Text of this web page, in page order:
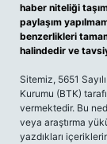
haber niteliği
paylaşım
benzerlikleri
halindedir ve
Sitemiz, 5651
Kurumu (BTK)
vermektedir. Bu
veya araştırma
yazdıkları